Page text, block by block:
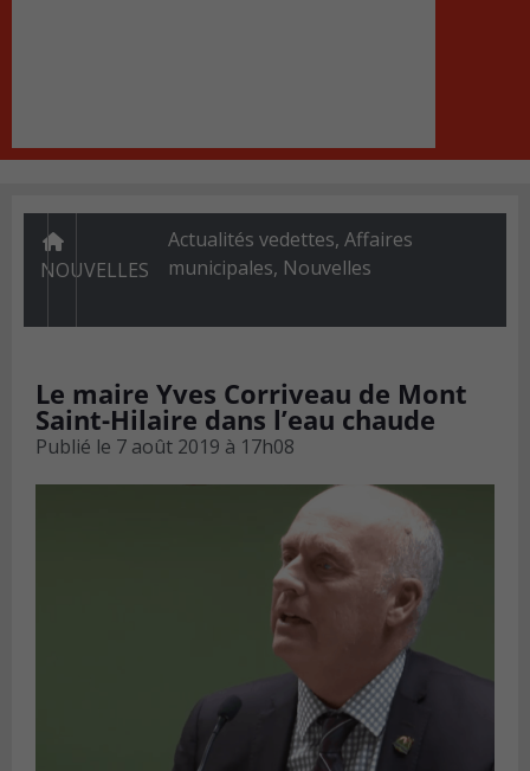
NOUVELLES
Actualités vedettes, Affaires
municipales, Nouvelles
Le maire Yves Corriveau de Mont
Saint-Hilaire dans l’eau chaude
Publié le 7 août 2019 à 17h08